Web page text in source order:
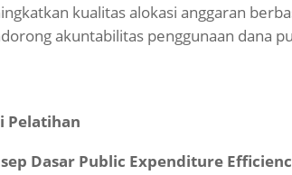
kualitas alokasi anggaran
akuntabilitas penggunaan dana
Pelatihan
Dasar Public Expenditure